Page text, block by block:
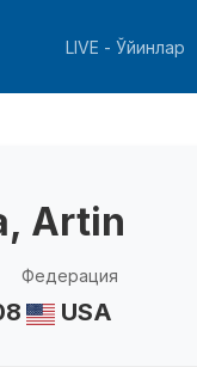
LIVE - Ўйинлар
Artin
Федерация
USA